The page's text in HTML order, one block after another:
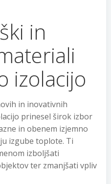
in
izolacijo
in inovativnih
prinesel širok izbor
in obenem izjemno
izgube toplote. Ti
izboljšati
ter zmanjšati vpliv